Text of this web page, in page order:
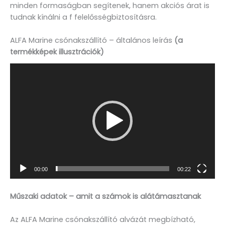
minden formaságban segítenek, hanem akciós árat is
tudnak kínálni a f felelősségbiztosításra.
ALFA Marine csónakszállító – általános leírás (a
termékképek illusztrációk)
00:00 00:22
Műszaki adatok – amit a számok is alátámasztanak
Az ALFA Marine csónakszállító alvázát megbízható,